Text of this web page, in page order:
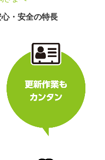
・安全の特長